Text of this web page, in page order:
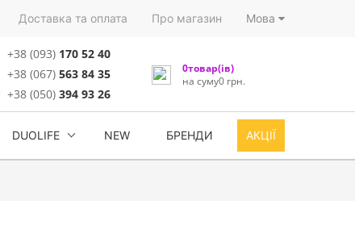
Доставка та оплата Про магазин Мова
+38 (093) 170 52 40
+38 (067) 563 84 35
+38 (050)394 93 26
0товар(ів)
на суму0 грн.
DUOLIFE NEW БРЕНДИ АКЦІЇ